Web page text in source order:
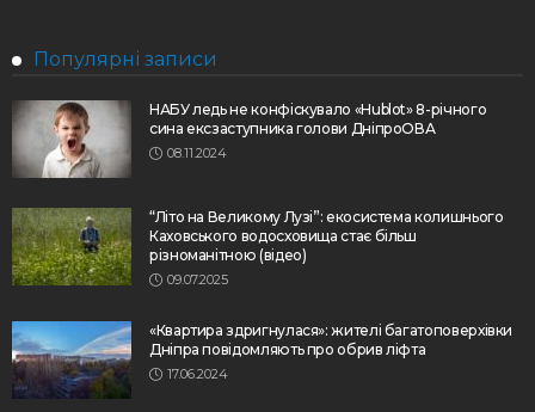
Популярні записи
НАБУ ледь не конфіскувало «Hublot» 8-річного
сина ексзаступника голови ДніпроОВА
08.11.2024
“Літо на Великому Лузі”: екосистема колишнього
Каховського водосховища стає більш
різноманітною (відео)
09.07.2025
«Квартира здригнулася»: жителі багатоповерхівки
Дніпра повідомляють про обрив ліфта
17.06.2024